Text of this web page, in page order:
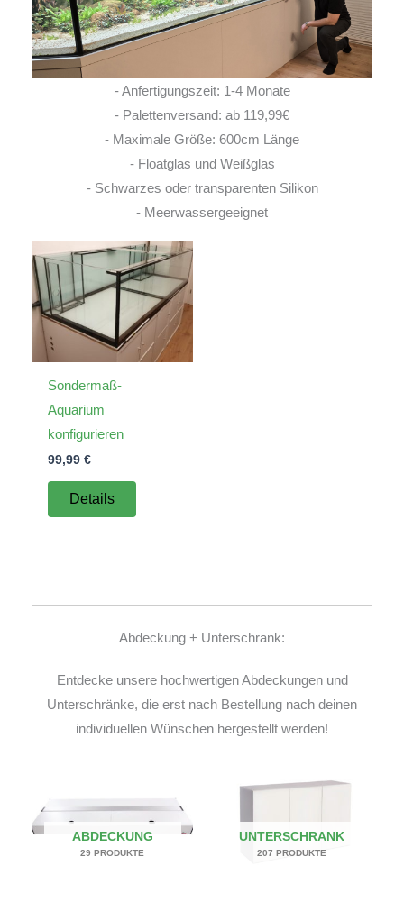
- Anfertigungszeit: 1-4 Monate
- Palettenversand: ab 119,99€
- Maximale Größe: 600cm Länge
- Floatglas und Weißglas
- Schwarzes oder transparenten Silikon
- Meerwassergeeignet
Sondermaß-
Aquarium
konfigurieren
99,99 €
Details
Abdeckung + Unterschrank:
Entdecke unsere hochwertigen Abdeckungen und
Unterschränke, die erst nach Bestellung nach deinen
individuellen Wünschen hergestellt werden!
ABDECKUNG
29 PRODUKTE
UNTERSCHRANK
207 PRODUKTE